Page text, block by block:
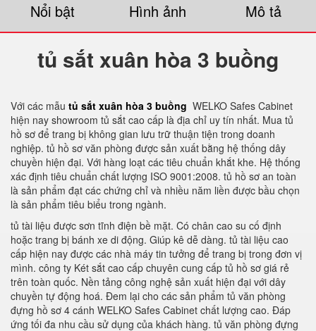
Nổi bật Hình ảnh Mô tả
tủ sắt xuân hòa 3 buồng
Với các mẫu tủ sắt xuân hòa 3 buồng WELKO Safes Cabinet
hiện nay showroom tủ sắt cao cấp là địa chỉ uy tín nhất. Mua tủ
hồ sơ để trang bị không gian lưu trữ thuận tiện trong doanh
nghiệp. tủ hồ sơ văn phòng được sản xuất bằng hệ thống dây
chuyền hiện đại. Với hàng loạt các tiêu chuẩn khắt khe. Hệ thống
xác định tiêu chuẩn chất lượng ISO 9001:2008. tủ hồ sơ an toàn
là sản phẩm đạt các chứng chỉ và nhiều năm liền được bầu chọn
là sản phẩm tiêu biểu trong ngành.
tủ tài liệu được sơn tĩnh điện bề mặt. Có chân cao su cố định
hoặc trang bị bánh xe di động. Giúp kê dễ dàng. tủ tài liệu cao
cấp hiện nay được các nhà máy tin tưởng để trang bị trong đơn vị
mình. công ty Két sắt cao cấp chuyên cung cấp tủ hồ sơ giá rẻ
trên toàn quốc. Nền tảng công nghệ sản xuất hiện đại với dây
chuyền tự động hoá. Đem lại cho các sản phẩm tủ văn phòng
đựng hồ sơ 4 cánh WELKO Safes Cabinet chất lượng cao. Đáp
ứng tối đa nhu cầu sử dụng của khách hàng. tủ văn phòng đựng